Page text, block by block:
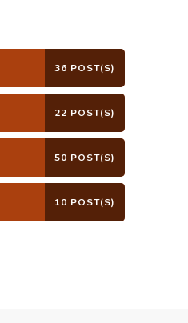
36 POST(S)
22 POST(S)
50 POST(S)
10 POST(S)